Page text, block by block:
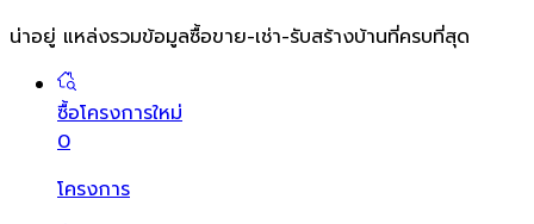
น่าอยู่ แหล่งรวมข้อมูลซื้อขาย-เช่า-รับสร้างบ้านที่ครบที่สุด
ซื้อโครงการใหม่
0
โครงการ